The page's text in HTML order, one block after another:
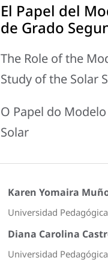
El Papel del
de Grado
The Role of the
Study of the Solar
O Papel do
Solar
Karen Yomaira
Universidad
Diana Carolina
Universidad